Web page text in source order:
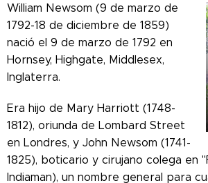
William Newsom (9 de marzo de
1792-18 de diciembre de 1859)
nació el 9 de marzo de 1792 en
Hornsey, Highgate, Middlesex,
Inglaterra.
Era hijo de Mary Harriott (1748-
1812), oriunda de Lombard Street
en Londres, y John Newsom (1741-
1825), boticario y cirujano colega en
Indiaman), un nombre general para